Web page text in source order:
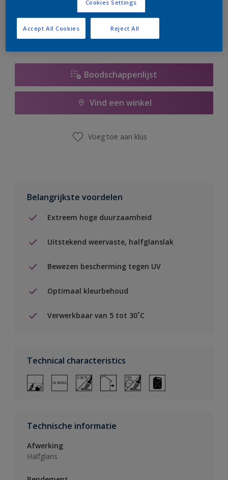
er hard aan om de voorraad aan te vullen.
Boodschappenlijst
Vind een winkel
Voeg toe aan klus
Belangrijkste voordelen
Extreem hoge duurzaamheid
Uitstekend weervaste, halfglanslak
Bewezen bescherming tegen UV
Optimaal kleurbehoud
Verwerkbaar van 5 tot 30˚C
Technical characteristics
Technische informatie
Afwerking
Halfglans
Cookies Settings
Reject All
Accept All Cookies